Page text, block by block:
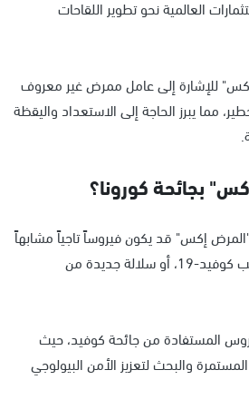
العالمية نحو تطوير اللقاحات
للإشارة إلى عامل ممرض غير معروف
مما يبرز الحاجة إلى الاستعداد واليقظة
بجائحة كورونا؟
"المرض إكس" قد يكون فيروساً تاجياً مشابهاً
لسارس-كوف-2، الذي يسبب كوفيد-19، أو سلالة جديدة من
المستفادة من جائحة كوفيد، حيث
والبحث لتعزيز الأمن البيولوجي